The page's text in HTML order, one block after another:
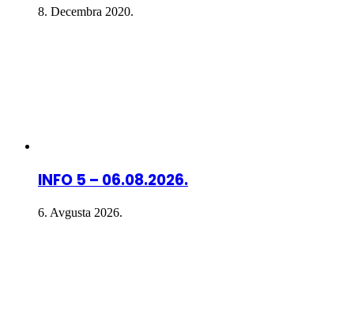
8. Decembra 2020.
INFO 5 – 06.08.2026.
6. Avgusta 2026.